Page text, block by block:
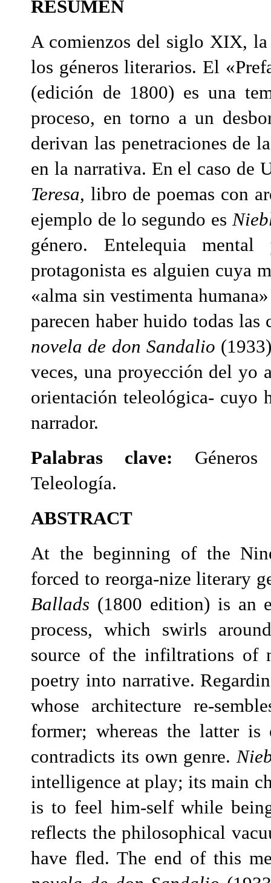
RESUMEN
A comienzos del siglo XIX, la
los géneros literarios. El
(edición de 1800) es una
proceso, en torno a un
derivan las penetraciones de
en la narrativa. En el caso de
Teresa, libro de poemas con
ejemplo de lo segundo es
género. Entelequia
protagonista es alguien cuya
«alma sin vestimenta
parecen haber huido todas
novela de don Sandalio
veces, una proyección del yo
orientación teleológica- cuyo
narrador.
Palabras clave: Géneros
Teleología.
ABSTRACT
At the beginning of the
forced to reorga-nize literary
Ballads (1800 edition) is an
process, which swirls
source of the infiltrations of
poetry into narrative.
whose architecture re-
former; whereas the latter
contradicts its own genre.
intelligence at play; its main
is to feel him-self while
reflects the philosophical
have fled. The end of this